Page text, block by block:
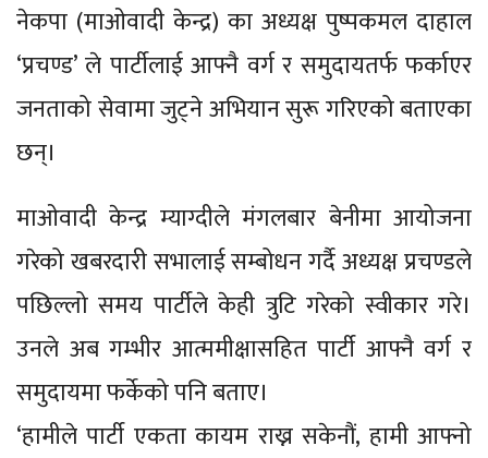
नेकपा (माओवादी केन्द्र) का अध्यक्ष पुष्पकमल दाहाल
‘प्रचण्ड’ ले पार्टीलाई आफ्नै वर्ग र समुदायतर्फ फर्काएर
जनताको सेवामा जुट्ने अभियान सुरू गरिएको बताएका
छन्।
माओवादी केन्द्र म्याग्दीले मंगलबार बेनीमा आयोजना
गरेको खबरदारी सभालाई सम्बोधन गर्दै अध्यक्ष प्रचण्डले
पछिल्लो समय पार्टीले केही त्रुटि गरेको स्वीकार गरे।
उनले अब गम्भीर आत्ममीक्षासहित पार्टी आफ्नै वर्ग र
समुदायमा फर्केको पनि बताए।
‘हामीले पार्टी एकता कायम राख्न सकेनौं, हामी आफ्नो